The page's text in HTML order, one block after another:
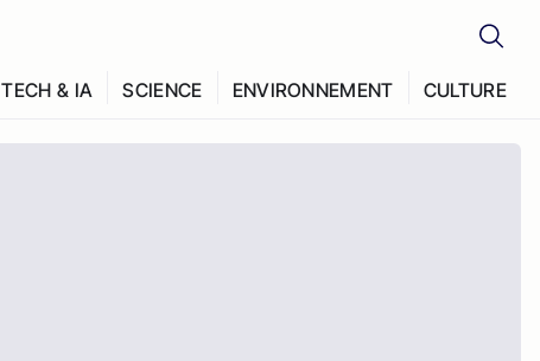
TECH & IA SCIENCE ENVIRONNEMENT CULTURE